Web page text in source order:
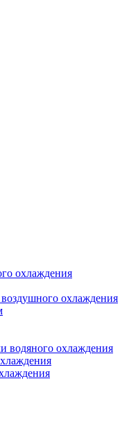
охлаждения
охлаждения
водяного охлаждения